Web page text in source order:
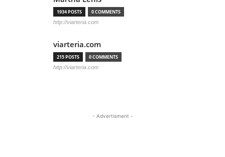
1934 POSTS 0 COMMENTS
http://viarteria.com
viarteria.com
215 POSTS 0 COMMENTS
http://viarteria.com
- Advertisment -